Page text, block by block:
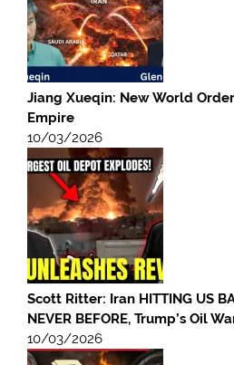
Jiang Xueqin: New World
Empire
10/03/2026
Scott Ritter: Iran HITTING US
NEVER BEFORE, Trump’s Oil
10/03/2026